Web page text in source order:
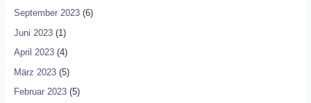
September 2023(6)
Juni 2023(1)
April 2023(4)
März 2023(5)
Februar 2023(5)